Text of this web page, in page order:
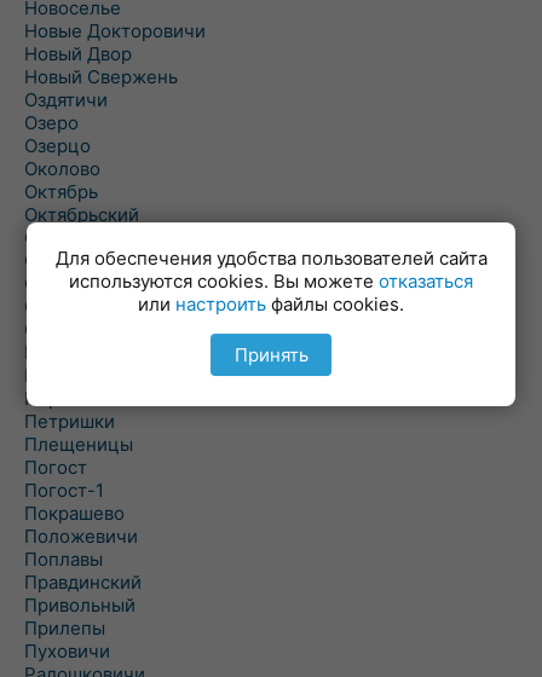
Новоселье
Новые Докторовичи
Новый Двор
Новый Свержень
Оздятичи
Озеро
Озерцо
Околово
Октябрь
Октябрьский
Олехновичи
Омговичи
Оношки
Осовец
Острошицкий Городок
Пасека
Пастовичи
Першаи
Петришки
Плещеницы
Погост
Погост-1
Покрашево
Положевичи
Поплавы
Правдинский
Привольный
Прилепы
Пуховичи
Для обеспечения удобства пользователей сайта
используются cookies. Вы можете отказаться
или настроить файлы cookies.
Принять